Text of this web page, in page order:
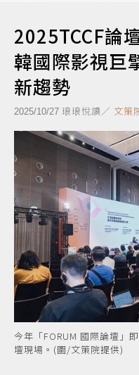
2025TCCF論
韓國際影視巨
新趨勢
2025/10/27 琅琅悅讀／ 文策
今年「FORUM 國際論壇」
壇現場。(圖/文策院提供)